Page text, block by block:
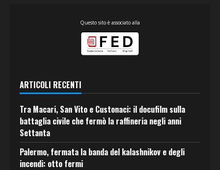
Questo sito è associato alla
ARTICOLI RECENTI
Tra Macari, San Vito e Custonaci: il docufilm sulla
battaglia civile che fermò la raffineria negli anni
Settanta
Palermo, fermata la banda del kalashnikov e degli
incendi: otto fermi